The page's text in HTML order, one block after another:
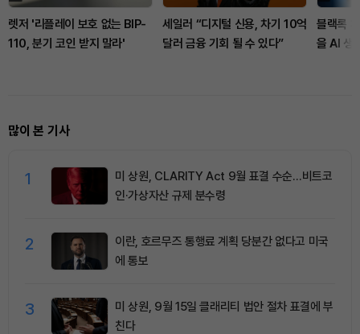
렛저 '리플레이 보호 없는 BIP-
110, 분기 코인 받지 말라'
세일러 “디지털 신용, 차기 10억
달러 금융 기회 될 수 있다”
블랙록
을 AI 생
많이 본 기사
1
미 상원, CLARITY Act 9월 표결 수순…비트코
인·가상자산 규제 분수령
2
이란, 호르무즈 통행료 계획 당분간 없다고 미국
에 통보
3
미 상원, 9월 15일 클래리티 법안 절차 표결에 부
친다